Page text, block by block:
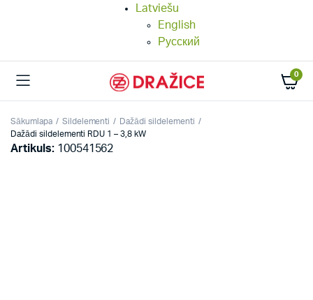
Latviešu
English
Русский
0
Sākumlapa Sildelementi
Dažādi sildelementi
Dažādi sildelementi RDU 1 – 3,8 kW
Artikuls:100541562